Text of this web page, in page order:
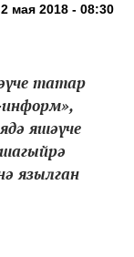
2 мая 2018 - 08:30
татар
яшәүче
язылган